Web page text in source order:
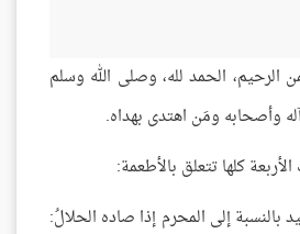
الرحيم، الحمد لله، وصلى الله وسلم
وأصحابه ومَن اهتدى بهداه.
كلها تتعلق بالأطعمة:
بالنسبة إلى المحرم إذا صاده الحلالُ: